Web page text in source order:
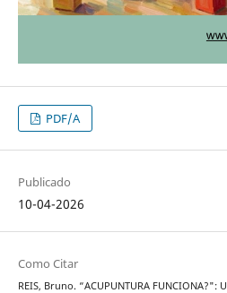
PDF/A
Publicado
10-04-2026
Como Citar
REIS, Bruno. “ACUPUNTURA FUNCIONA?":